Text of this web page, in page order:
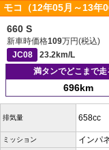
モコ（12年05月～13年
660 S
新車時価格109万円(税込)
JC08
23.2km/L
満タンでどこまで走
696km
排気量 658cc
ミッション インパ